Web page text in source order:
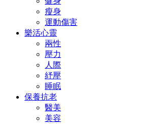
瘦身
運動傷害
樂活心靈
兩性
壓力
人際
紓壓
睡眠
保養抗老
醫美
美容